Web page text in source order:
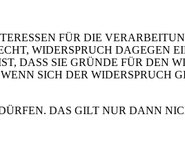
FÜR DIE
WIDERSPRUCH DAGEGEN
DASS SIE GRÜNDE FÜR DEN
SICH DER WIDERSPRUCH
DAS GILT NUR DANN